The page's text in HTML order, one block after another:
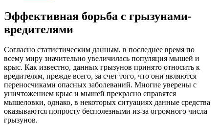
Эффективная борьба с грызунами-
вредителями
Согласно статистическим данным, в последнее время по
всему миру значительно увеличилась популяция мышей и
крыс. Как известно, данных грызунов принято относить к
вредителям, прежде всего, за счет того, что они являются
переносчиками опасных заболеваний. Многие уверены с
уничтожением крыс и мышей прекрасно справятся
мышеловки, однако, в некоторых ситуациях данные средства
оказываются попросту бесполезными из-за огромного числа
грызунов.